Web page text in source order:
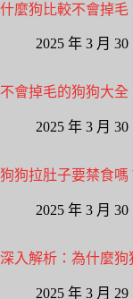
什麼狗比較不會掉
2025 年 3 月 30
不會掉毛的狗狗大
2025 年 3 月 30
狗狗拉肚子要禁食
2025 年 3 月 30
深入解析：為什麼狗
2025 年 3 月 29